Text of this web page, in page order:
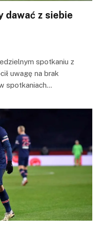
dawać z siebie
spotkaniu z
uwagę na brak
spotkaniach…